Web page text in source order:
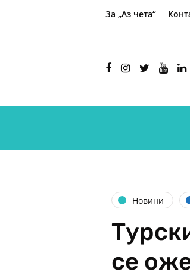
За „Аз чета“
Новини
се